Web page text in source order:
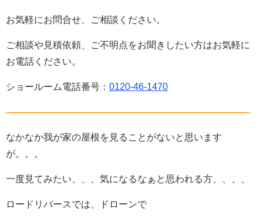
お気軽にお問合せ、ご相談ください。
ご相談や見積依頼、ご不明点をお聞きしたい方はお気軽に
お電話ください。
ショールーム電話番号： 0120-46-1470
——————————————————————————
なかなか我が家の屋根を見ることがないと思います
が。。。
一度見てみたい、、、気になるなぁと思われる方、、、、
ロードリバースでは、ドローンで